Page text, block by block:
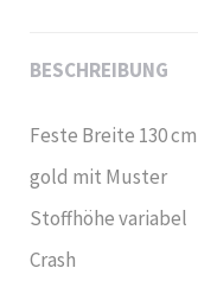
BESCHREIBUNG
Feste Breite 130 cm
gold mit Muster
Stoffhöhe variabel
Crash